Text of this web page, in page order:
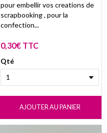
pour embellir vos creations de
scrapbooking , pour la
confection...
0,30€ TTC
Qté
AJOUTER AU PANIER